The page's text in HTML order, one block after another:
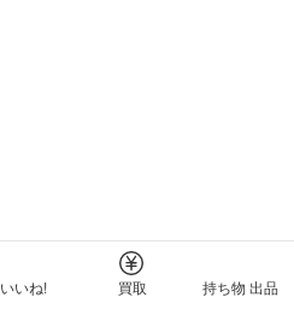
いいね! 買取 持ち物 出品